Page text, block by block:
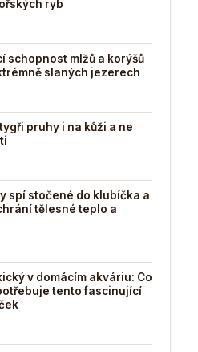
ryb
schopnost mlžů a korýšů
slaných jezerech
pruhy i na kůži a ne
spí stočené do klubíčka a
tělesné teplo a
v domácím akváriu: Co
tento fascinující